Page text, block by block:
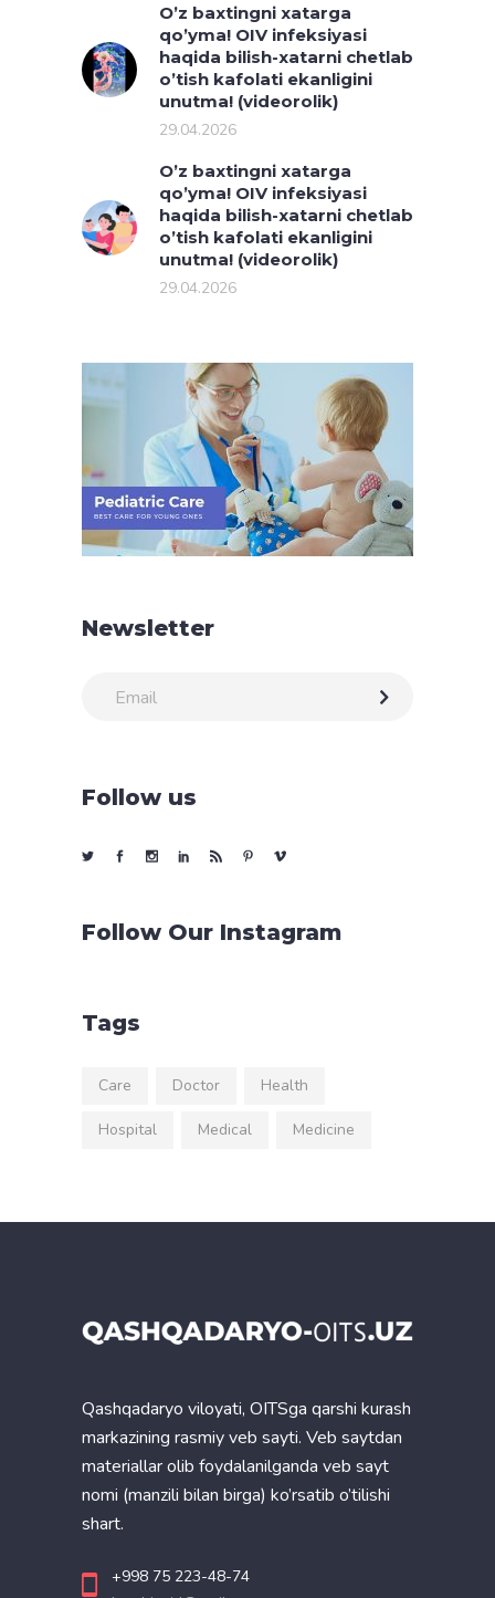
O’z baxtingni xatarga
qo’yma! OIV infeksiyasi
haqida bilish-xatarni chetlab
o’tish kafolati ekanligini
unutma! (videorolik)
29.04.2026
O’z baxtingni xatarga
qo’yma! OIV infeksiyasi
haqida bilish-xatarni chetlab
o’tish kafolati ekanligini
unutma! (videorolik)
29.04.2026
Newsletter
Follow us
Follow Our Instagram
Tags
Care Doctor Health
Hospital Medical Medicine
Qashqadaryo viloyati, OITSga qarshi kurash
markazining rasmiy veb sayti. Veb saytdan
materiallar olib foydalanilganda veb sayt
nomi (manzili bilan birga) ko’rsatib o’tilishi
shart.
+998 75 223-48-74